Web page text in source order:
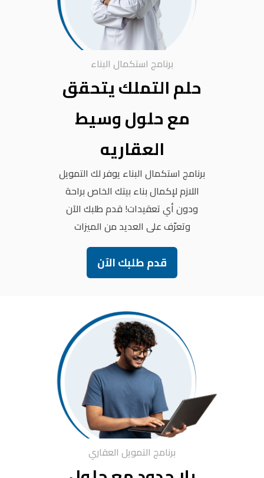
برنامج استكمال البناء
حلم التملك يتحقق
مع حلول وسيط
العقاريه
برنامج استكمال البناء يوفر لك التمويل
اللازم لإكمال بناء بيتك الخاص براحة
ودون أي تعقيدات! قدم طلبك الآن
وتعرّف على العديد من الميزات
قدم طلبك الآن
برنامج التمويل العقاري